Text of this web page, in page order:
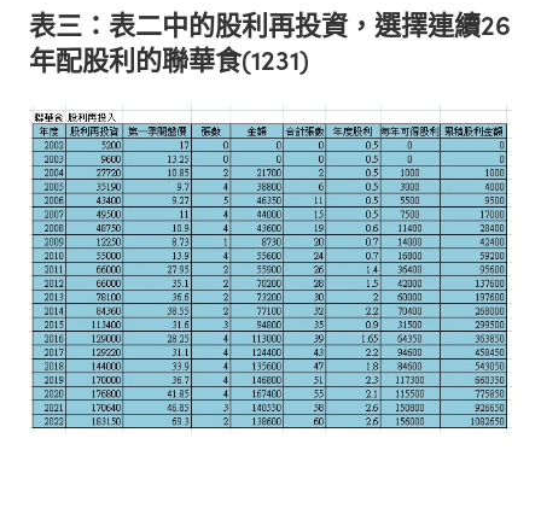
表三：表二中的股利再投資，選擇連續26
年配股利的聯華食(1231)